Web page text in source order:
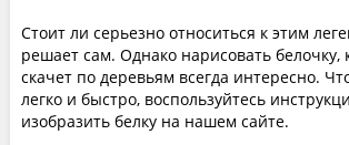
Стоит ли серьезно относиться к этим
решает сам. Однако нарисовать белочку,
скачет по деревьям всегда интересно.
легко и быстро, воспользуйтесь
изобразить белку на нашем сайте.